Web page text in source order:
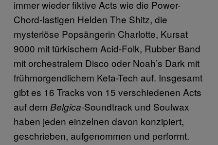
immer wieder fiktive Acts wie die Power-
Chord-lastigen Helden The Shitz, die
mysteriöse Popsängerin Charlotte, Kursat
9000 mit türkischem Acid-Folk, Rubber Band
mit orchestralem Disco oder Noah’s Dark mit
frühmorgendlichem Keta-Tech auf. Insgesamt
gibt es 16 Tracks von 15 verschiedenen Acts
auf dem Belgica-Soundtrack und Soulwax
haben jeden einzelnen davon konzipiert,
geschrieben, aufgenommen und performt.